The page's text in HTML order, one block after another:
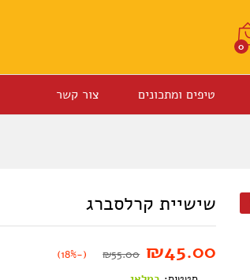
0
טיפים ומתכונים צור קשר
שישיית קרלסברג
₪45.00
₪55.00
(-18%)